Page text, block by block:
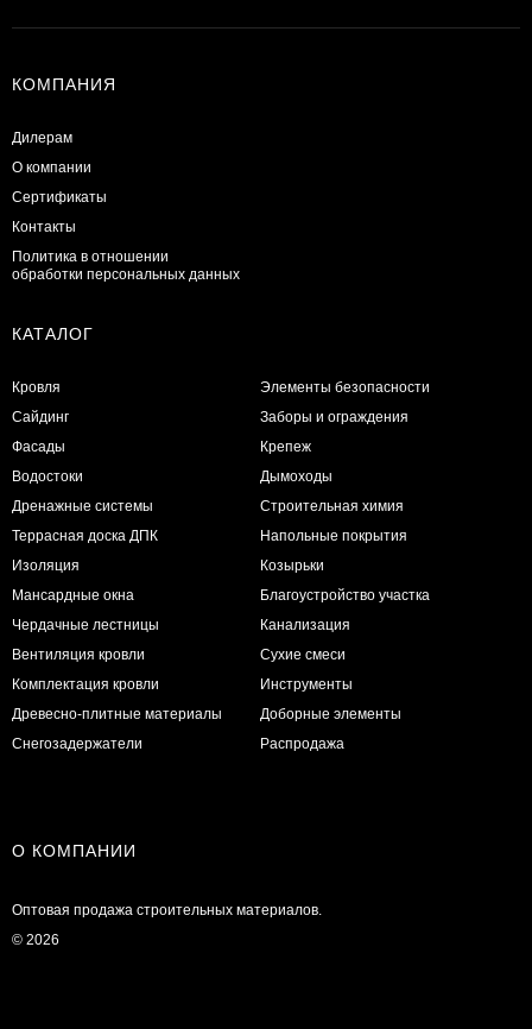
КОМПАНИЯ
Дилерам
О компании
Сертификаты
Контакты
Политика в отношении
обработки персональных данных
КАТАЛОГ
Кровля
Сайдинг
Фасады
Водостоки
Дренажные системы
Террасная доска ДПК
Изоляция
Мансардные окна
Чердачные лестницы
Вентиляция кровли
Комплектация кровли
Древесно-плитные материалы
Снегозадержатели
Элементы безопасности
Заборы и ограждения
Крепеж
Дымоходы
Строительная химия
Напольные покрытия
Козырьки
Благоустройство участка
Канализация
Сухие смеси
Инструменты
Доборные элементы
Распродажа
О КОМПАНИИ
Оптовая продажа строительных материалов.
© 2026